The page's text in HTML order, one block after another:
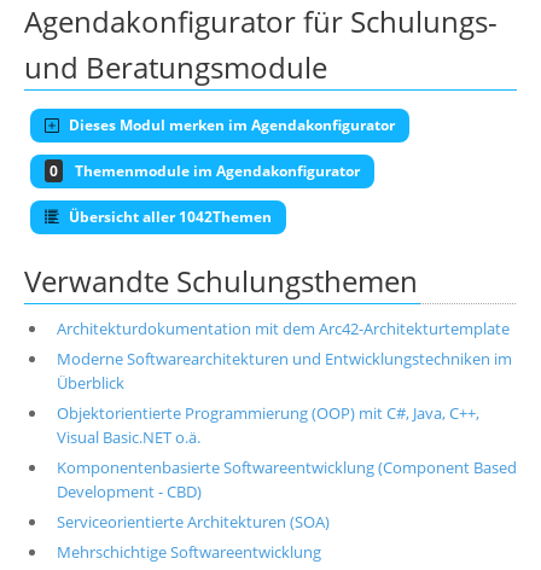
Agendakonfigurator für Schulungs-
und Beratungsmodule
Dieses Modul merken im Agendakonfigurator
0 Themenmodule im Agendakonfigurator
Übersicht aller 1042Themen
Verwandte Schulungsthemen
Architekturdokumentation mit dem Arc42-Architekturtemplate
Moderne Softwarearchitekturen und Entwicklungstechniken im
Überblick
Objektorientierte Programmierung (OOP) mit C#, Java, C++,
Visual Basic.NET o.ä.
Komponentenbasierte Softwareentwicklung (Component Based
Development - CBD)
Serviceorientierte Architekturen (SOA)
Mehrschichtige Softwareentwicklung